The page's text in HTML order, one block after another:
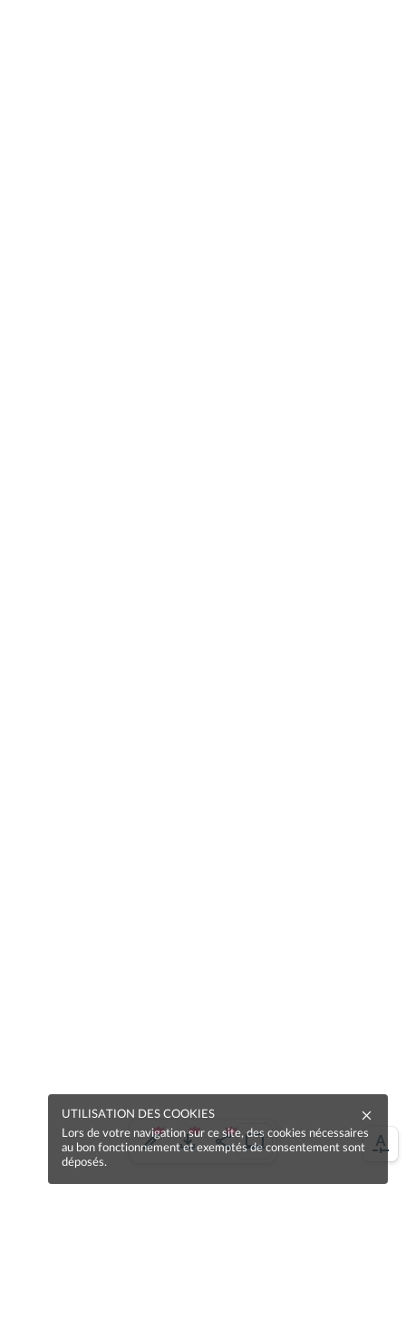
UTILISATION DES COOKIES
Lors de votre navigation sur ce site, des cookies nécessaires
au bon fonctionnement et exemptés de consentement sont
déposés.